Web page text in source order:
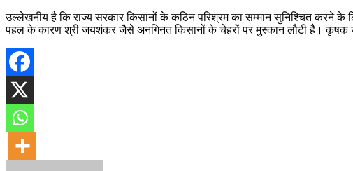
उल्लेखनीय है कि राज्य सरकार किसानों के कठिन परिश्रम का सम्मान सुनिश्चित करने के
पहल के कारण श्री जयशंकर जैसे अनगिनत किसानों के चेहरों पर मुस्कान लौटी है। कृषक